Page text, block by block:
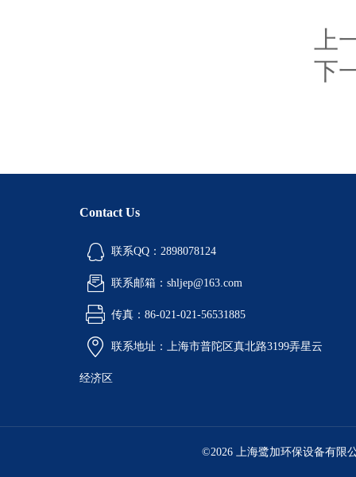
上
下
Contact Us
联系QQ：2898078124
联系邮箱：shljep@163.com
传真：86-021-021-56531885
联系地址：上海市普陀区真北路3199弄星云
经济区
©2026 上海鹭加环保设备有限